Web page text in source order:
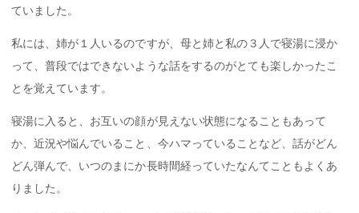
ていました。
私には、姉が１人いるのですが、母と姉と私の３人で寝湯に浸か
って、普段ではできないような話をするのがとても楽しかったこ
とを覚えています。
寝湯に入ると、お互いの顔が見えない状態になることもあって
か、近況や悩んでいること、今ハマっていることなど、話がどん
どん弾んで、いつのまにか長時間経っていたなんてこともよくあ
りました。